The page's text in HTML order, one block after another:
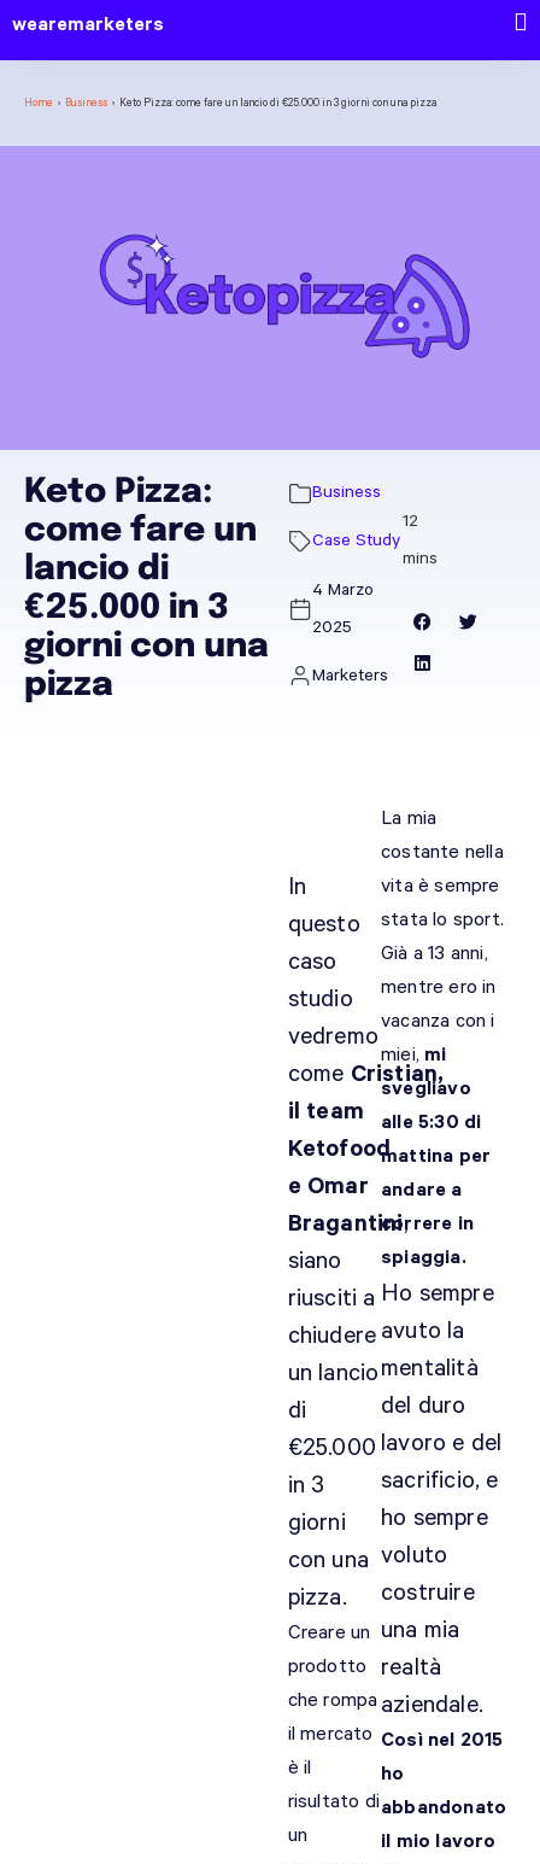
wearemarketers
Home › Business › Keto Pizza: come fare un lancio di €25.000 in 3 giorni con una pizza
Keto Pizza:
come fare un
lancio di
€25.000 in 3
giorni con una
pizza
Business
Case Study
4 Marzo
2025
Marketers
In
questo
caso
studio
vedremo
come Cristian,
il team
Ketofood
e Omar
Bragantini,
siano
riusciti a
chiudere
un lancio
di
€25.000
in 3
giorni
con una
pizza.
Creare un
prodotto
che rompa
il mercato
è il
risultato di
un
La mia
costante nella
vita è sempre
stata lo sport.
Già a 13 anni,
mentre ero in
vacanza con i
miei, mi
svegliavo
alle 5:30 di
mattina per
andare a
correre in
spiaggia.
Ho sempre
avuto la
mentalità
del duro
lavoro e del
sacrificio, e
ho sempre
voluto
costruire
una mia
realtà
aziendale.
Così nel 2015
ho
abbandonato
il mio lavoro